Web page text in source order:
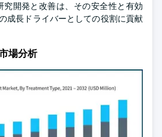
究開発と改善は、その安全性と有効
成長ドライバーとしての役割に貢献
場分析